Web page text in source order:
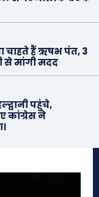
चाहते हैं ऋषभ पंत, 3
से मांगी मदद
पहुंचे,
कांग्रेस ने